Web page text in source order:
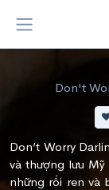
Don't
Don’t Worry
và thượng lưu
những rối ren và